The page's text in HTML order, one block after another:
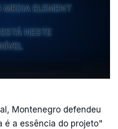
MEDIA ELEMENT
NESTE
Montenegro defendeu
é a essência do projeto"